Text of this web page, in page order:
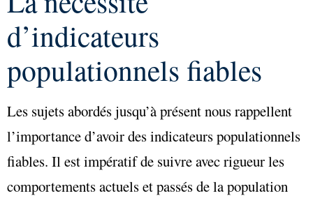
d’indicateurs
populationnels fiables
Les sujets abordés jusqu’à présent nous rappellent
l’importance d’avoir des indicateurs populationnels
fiables. Il est impératif de suivre avec rigueur les
comportements actuels et passés de la population